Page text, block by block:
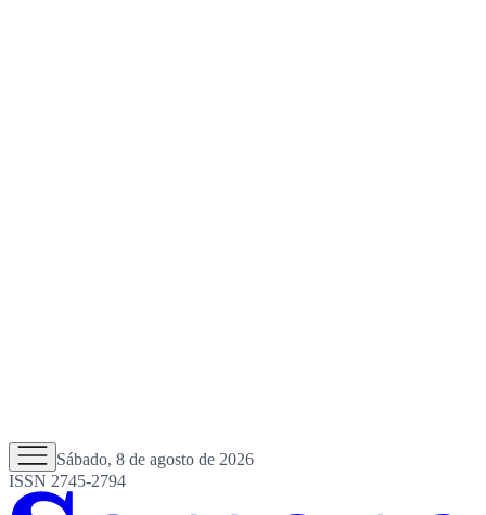
Sábado, 8 de agosto de 2026
ISSN 2745-2794